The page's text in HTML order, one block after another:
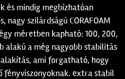
és mindig megbízhatóan
nagy szilárdságú CORAFOAM
méretben kapható: 100, 200,
alakú a még nagyobb stabilitás
ami forgatható, hogy
fényviszonyoknak. extra stabil